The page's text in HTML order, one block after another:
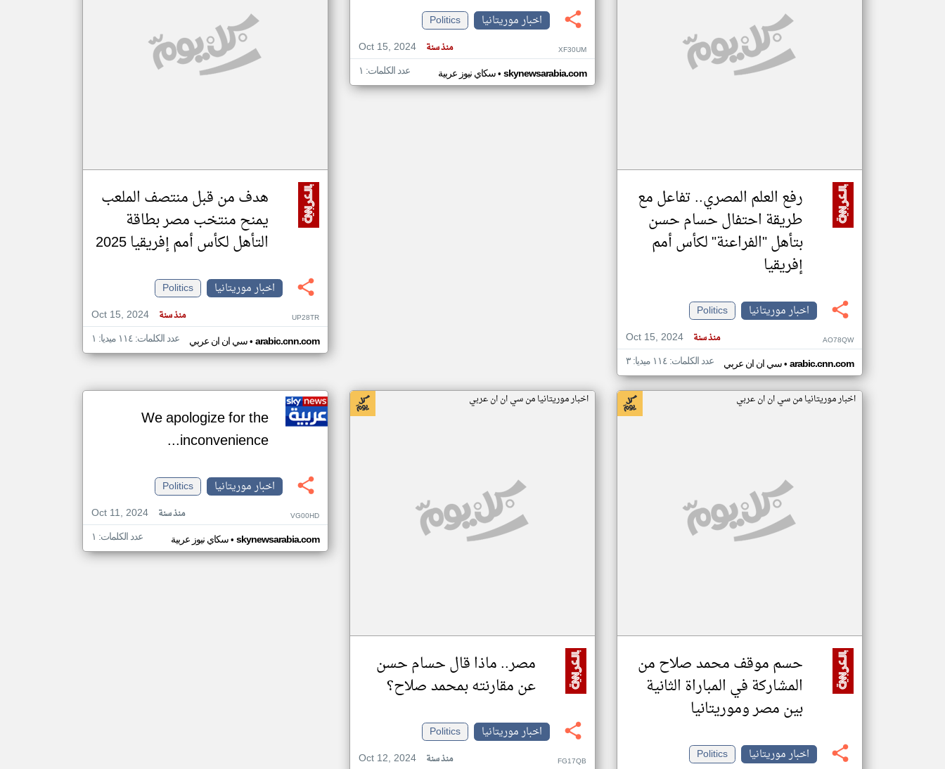
مصادر الأخبار من موريتانيا
رفع العلم المصري.. تفاعل مع
طريقة احتفال حسام حسن
بتأهل "الفراعنة" لكأس أمم
إفريقيا
اخبار موريتانيا
Politics
Oct 15, 2024
منذ سنة AO78QW
سي ان ان عربي• arabic.cnn.com عدد الكلمات: ١١٤ ميديا: ٣
اخبار موريتانيا
Politics
Oct 15, 2024
منذ سنة XF30UM
سكاي نيوز عربية• skynewsarabia.com عدد الكلمات: ١
هدف من قبل منتصف الملعب
يمنح منتخب مصر بطاقة
التأهل لكأس أمم إفريقيا 2025
اخبار موريتانيا
Politics
Oct 15, 2024
منذ سنة UP28TR
سي ان ان عربي• arabic.cnn.com عدد الكلمات: ١١٤ ميديا: ١
اخبار موريتانيا من سي ان ان عربي
حسم موقف محمد صلاح من
المشاركة في المباراة الثانية
بين مصر وموريتانيا
اخبار موريتانيا
Politics
اخبار موريتانيا من سي ان ان عربي
مصر.. ماذا قال حسام حسن
عن مقارنته بمحمد صلاح؟
اخبار موريتانيا
Politics
Oct 12, 2024
منذ سنة FG17QB
We apologize for the
inconvenience...
اخبار موريتانيا
Politics
Oct 11, 2024
منذ سنة VG00HD
سكاي نيوز عربية• skynewsarabia.com عدد الكلمات: ١